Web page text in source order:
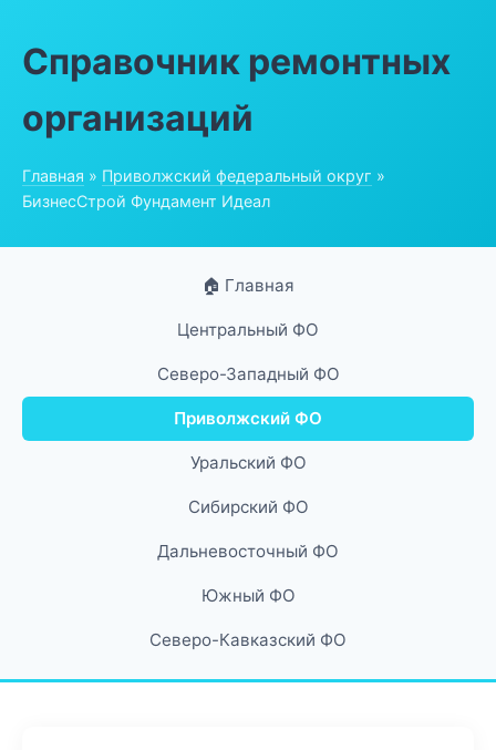
Справочник ремонтных
организаций
Главная » Приволжский федеральный округ »
БизнесСтрой Фундамент Идеал
🏠 Главная
Центральный ФО
Северо-Западный ФО
Приволжский ФО
Уральский ФО
Сибирский ФО
Дальневосточный ФО
Южный ФО
Северо-Кавказский ФО